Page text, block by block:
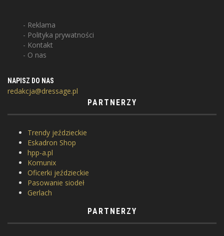
Reklama
Polityka prywatności
Kontakt
O nas
NAPISZ DO NAS
redakcja@dressage.pl
PARTNERZY
Trendy jeździeckie
Eskadron Shop
hpp-a.pl
Komunix
Oficerki jeździeckie
Pasowanie siodeł
Gerlach
PARTNERZY